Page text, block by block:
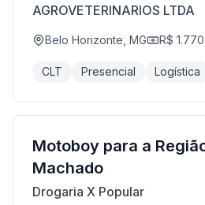
AGROVETERINARIOS LTDA
Belo Horizonte, MG R$
CLT Presencial Logística
Motoboy para a
Machado
Drogaria X Popular